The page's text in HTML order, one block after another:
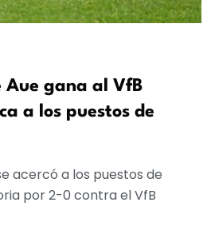
Aue gana al VfB
a los puestos de
acercó a los puestos de
por 2-0 contra el VfB